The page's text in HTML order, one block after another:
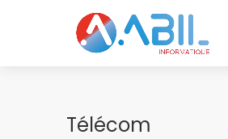
Télécom